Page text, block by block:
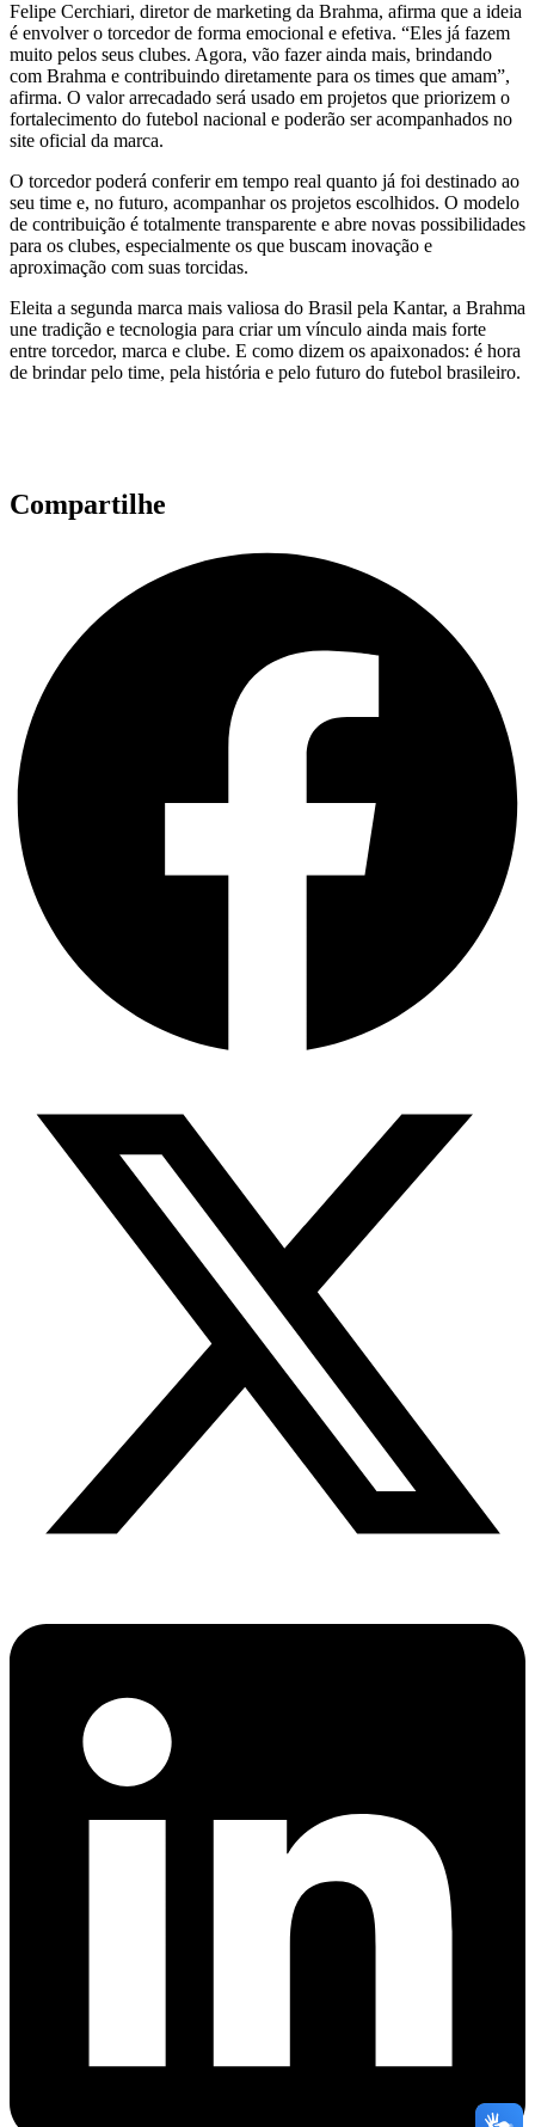
Felipe Cerchiari, diretor de marketing da Brahma, afirma que a ideia
é envolver o torcedor de forma emocional e efetiva. “Eles já fazem
muito pelos seus clubes. Agora, vão fazer ainda mais, brindando
com Brahma e contribuindo diretamente para os times que amam”,
afirma. O valor arrecadado será usado em projetos que priorizem o
fortalecimento do futebol nacional e poderão ser acompanhados no
site oficial da marca.
O torcedor poderá conferir em tempo real quanto já foi destinado ao
seu time e, no futuro, acompanhar os projetos escolhidos. O modelo
de contribuição é totalmente transparente e abre novas possibilidades
para os clubes, especialmente os que buscam inovação e
aproximação com suas torcidas.
Eleita a segunda marca mais valiosa do Brasil pela Kantar, a Brahma
une tradição e tecnologia para criar um vínculo ainda mais forte
entre torcedor, marca e clube. E como dizem os apaixonados: é hora
de brindar pelo time, pela história e pelo futuro do futebol brasileiro.
Compartilhe